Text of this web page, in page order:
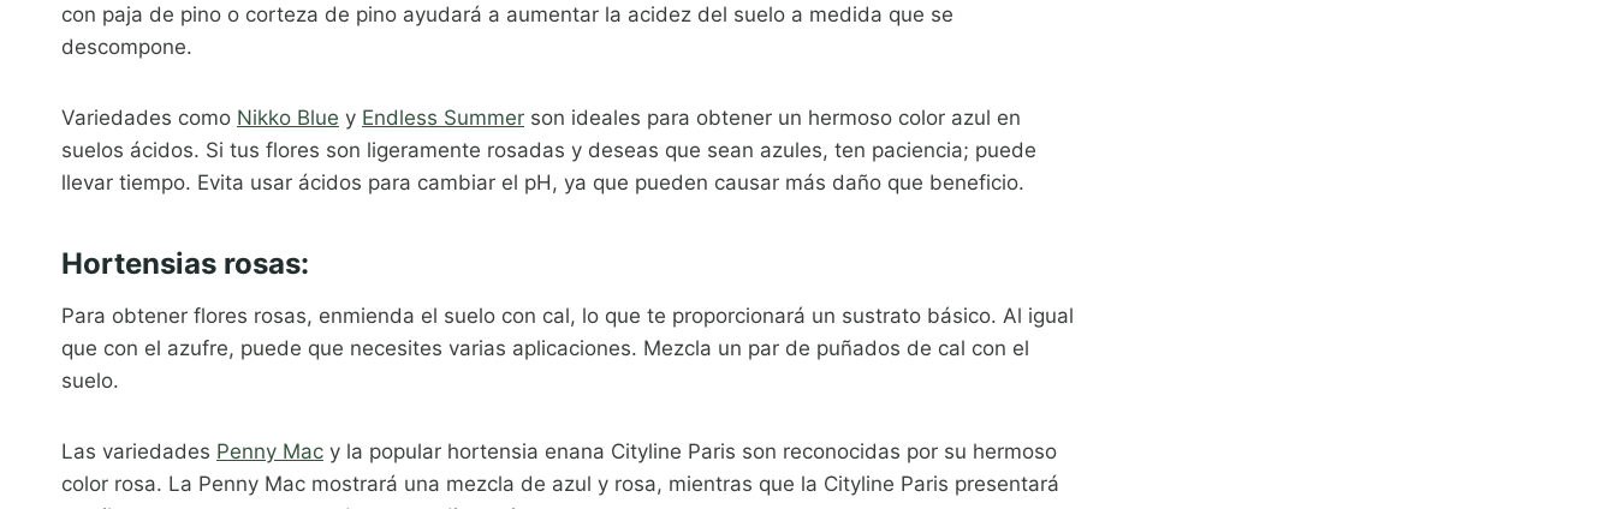
con paja de pino o corteza de pino ayudará a aumentar la acidez del suelo a medida que se
descompone.
Variedades como Nikko Blue y Endless Summer son ideales para obtener un hermoso color azul en
suelos ácidos. Si tus flores son ligeramente rosadas y deseas que sean azules, ten paciencia; puede
llevar tiempo. Evita usar ácidos para cambiar el pH, ya que pueden causar más daño que beneficio.
Hortensias rosas:
Para obtener flores rosas, enmienda el suelo con cal, lo que te proporcionará un sustrato básico. Al igual
que con el azufre, puede que necesites varias aplicaciones. Mezcla un par de puñados de cal con el
suelo.
Las variedades Penny Mac y la popular hortensia enana Cityline Paris son reconocidas por su hermoso
color rosa. La Penny Mac mostrará una mezcla de azul y rosa, mientras que la Cityline Paris presentará